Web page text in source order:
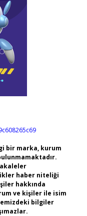
bir marka, kurum
haber niteliği
hakkında
ve kişiler ile isim
bilgiler